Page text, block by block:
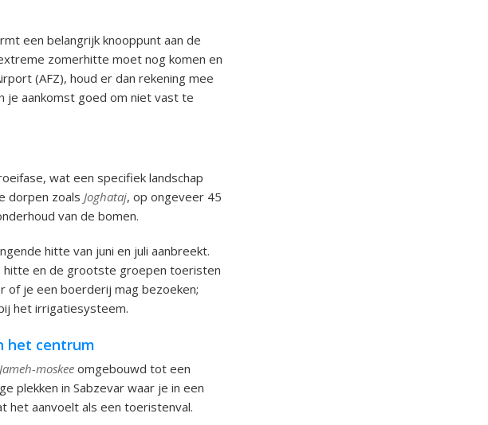
een belangrijk knooppunt aan de
zomerhitte moet nog komen en
(AFZ), houd er dan rekening mee
je aankomst goed om niet vast te
wat een specifiek landschap
dorpen zoals Joghataj, op ongeveer 45
van de bomen.
hitte van juni en juli aanbreekt.
hitte en de grootste groepen toeristen
of je een boerderij mag bezoeken;
het irrigatiesysteem.
het centrum
Jameh-moskee omgebouwd tot een
plekken in Sabzevar waar je in een
het aanvoelt als een toeristenval.